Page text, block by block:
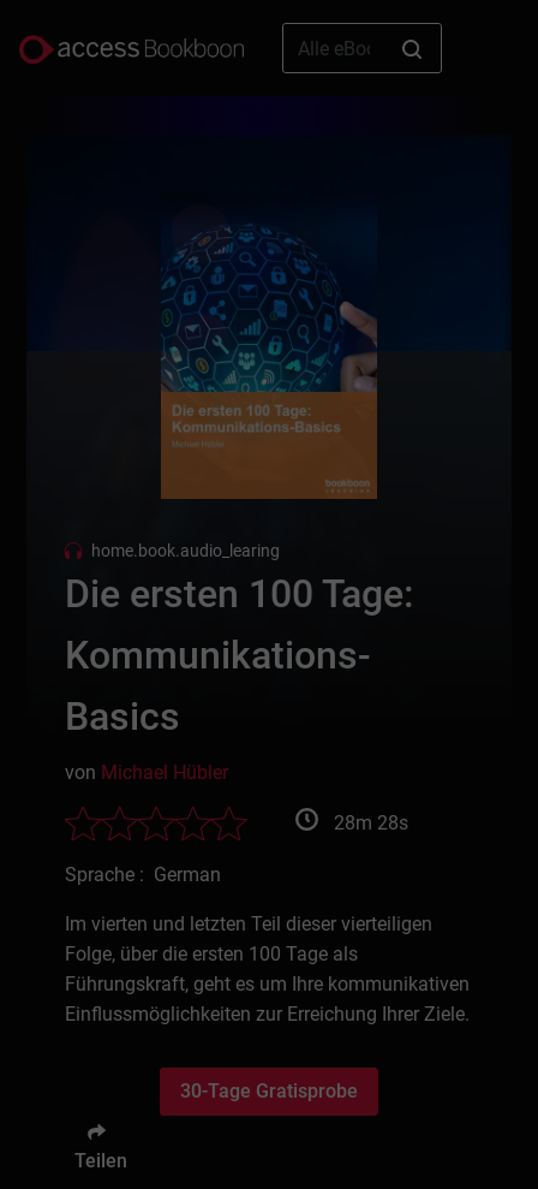
home.book.audio_learing
Die ersten 100 Tage:
Kommunikations-
Basics
von Michael Hübler
28m 28s
Sprache : German
Im vierten und letzten Teil dieser vierteiligen
Folge, über die ersten 100 Tage als
Führungskraft, geht es um Ihre kommunikativen
Einflussmöglichkeiten zur Erreichung Ihrer Ziele.
30-Tage Gratisprobe
Teilen